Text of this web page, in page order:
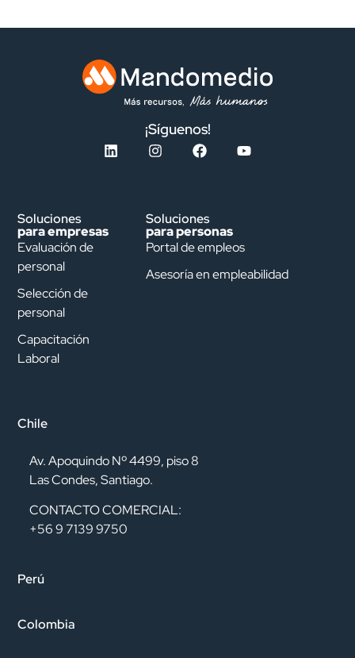
¡Síguenos!
Soluciones
para empresas
Evaluación de
personal
Selección de
personal
Capacitación
Laboral
Soluciones
para personas
Portal de empleos
Asesoría en empleabilidad
Chile
Av. Apoquindo Nº 4499, piso 8
Las Condes, Santiago.
CONTACTO COMERCIAL:
+56 9 7139 9750
Perú
Colombia